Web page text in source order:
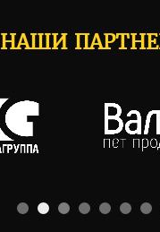
НАШИ